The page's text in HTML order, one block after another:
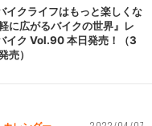
イクライフはもっと楽しくな
に広がるバイクの世界』レ
イク Vol.90 本日発売！（3
売）